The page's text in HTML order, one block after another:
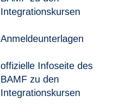
Integrationskursen
Anmeldeunterlagen
offizielle Infoseite des
BAMF zu den
Integrationskursen